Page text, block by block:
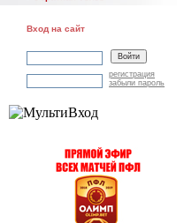
Вход на сайт
регистрация
забыли пароль